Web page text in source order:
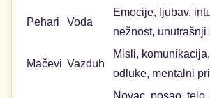
Pehari Voda
Emocije, ljubav,
nežnost, unutrašnji
Mačevi Vazduh
Misli,
odluke, mentalni
Novac, posao,